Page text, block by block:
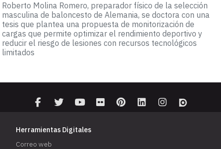
Roberto Molina Romero, preparador físico de la selección
masculina de baloncesto de Alemania, se doctora con una
tesis que plantea una propuesta de monitorización de
cargas que permite optimizar el rendimiento deportivo y
reducir el riesgo de lesiones con recursos tecnológicos
limitados
Herramientas Digitales
Correo web